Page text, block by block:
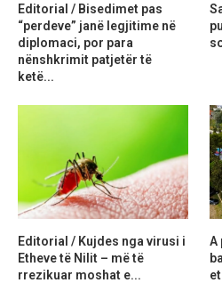
Editorial / Bisedimet pas
“perdeve” janë legjitime në
diplomaci, por para
nënshkrimit patjetër të
ketë...
Editorial / Kujdes nga virusi i
Etheve të Nilit – më të
rrezikuar moshat e...
A